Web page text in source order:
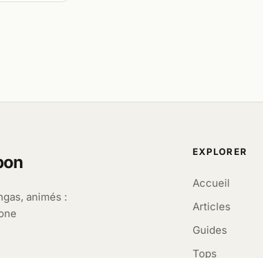
animés :
EXPLORER
Accueil
Articles
Guides
Tops